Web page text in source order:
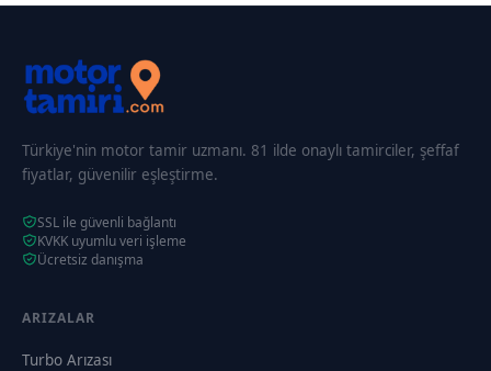
Türkiye'nin motor tamir uzmanı. 81 ilde onaylı tamirciler, şeffaf
fiyatlar, güvenilir eşleştirme.
SSL ile güvenli bağlantı
KVKK uyumlu veri işleme
Ücretsiz danışma
ARIZALAR
Turbo Arızası